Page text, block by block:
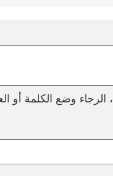
وضع الكلمة أو